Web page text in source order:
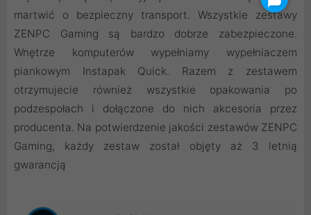
martwić o bezpieczny transport. Wszystkie zestawy
ZENPC Gaming są bardzo dobrze zabezpieczone.
Wnętrze komputerów wypełniamy wypełniaczem
piankowym Instapak Quick. Razem z zestawem
otrzymujecie również wszystkie opakowania po
podzespołach i dołączone do nich akcesoria przez
producenta. Na potwierdzenie jakości zestawów ZENPC
Gaming, każdy zestaw został objęty aż 3 letnią
gwarancją